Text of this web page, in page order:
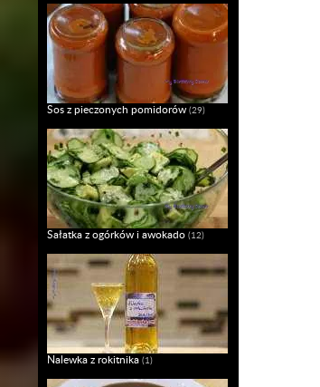
Sos z pieczonych pomidorów (29)
Sałatka z ogórków i awokado (12)
Nalewka z rokitnika (1)